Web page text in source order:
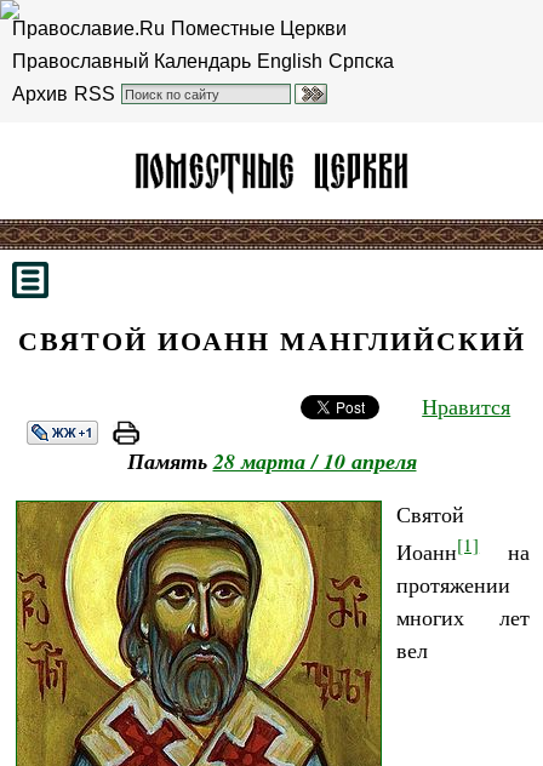
Православие.Ru Поместные Церкви
Православный Календарь English Српска
Архив RSS
СВЯТОЙ ИОАНН МАНГЛИЙСКИЙ
Нравится
Память28 марта / 10 апреля
Святой
Иоанн[1]на
протяжении
многих лет
вел